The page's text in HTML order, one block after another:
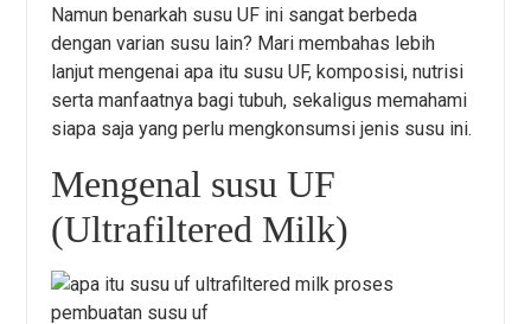
Namun benarkah susu UF ini sangat berbeda
dengan varian susu lain? Mari membahas lebih
lanjut mengenai apa itu susu UF, komposisi, nutrisi
serta manfaatnya bagi tubuh, sekaligus memahami
siapa saja yang perlu mengkonsumsi jenis susu ini.
Mengenal susu UF
(Ultrafiltered Milk)